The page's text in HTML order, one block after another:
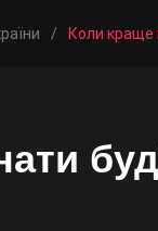
/ Коли краще